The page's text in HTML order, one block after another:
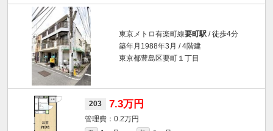
東京メトロ有楽町線要町駅 / 徒歩4分
築年月1988年3月 / 4階建
東京都豊島区要町１丁目
203 7.3万円
0.2万円